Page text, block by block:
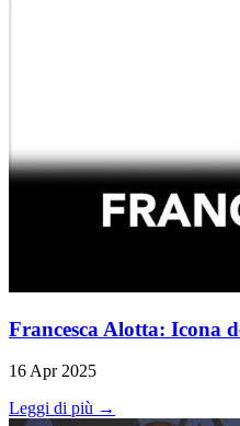
Francesca Alotta: Icona
16 Apr 2025
Leggi di più →